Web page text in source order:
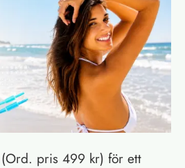
pris 499 kr) för ett